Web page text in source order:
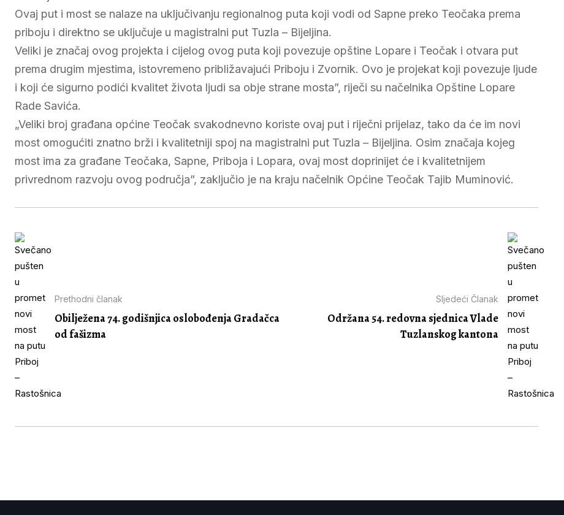
Ovaj put i most se nalaze na uključivanju regionalnog puta koji vodi od Sapne preko Teočaka prema
priboju i direktno se uključuje u magistralni put Tuzla – Bijeljina.
Veliki je značaj ovog projekta i cijelog ovog puta koji povezuje opštine Lopare i Teočak i otvara put
prema drugim mjestima, istovremeno približavajući Priboju i Zvornik. Ovo je projekat koji povezuje ljude
i koji će sigurno podići kvalitet života ljudi sa obje strane mosta”, riječi su načelnika Opštine Lopare
Rade Savića.
„Veliki broj građana općine Teočak svakodnevno koriste ovaj put i riječni prijelaz, tako da će im novi
most omogućiti znatno brži i kvalitetniji spoj na magistralni put Tuzla – Bijeljina. Osim značaja kojeg
most ima za građane Teočaka, Sapne, Priboja i Lopara, ovaj most doprinijet će i kvalitetnijem
privrednom razvoju ovog područja”, zaključio je na kraju načelnik Općine Teočak Tajib Muminović.
Prethodni članak
Obilježena 74. godišnjica oslobođenja Gradačca
od fašizma
Sljedeći Članak
Održana 54. redovna sjednica Vlade
Tuzlanskog kantona